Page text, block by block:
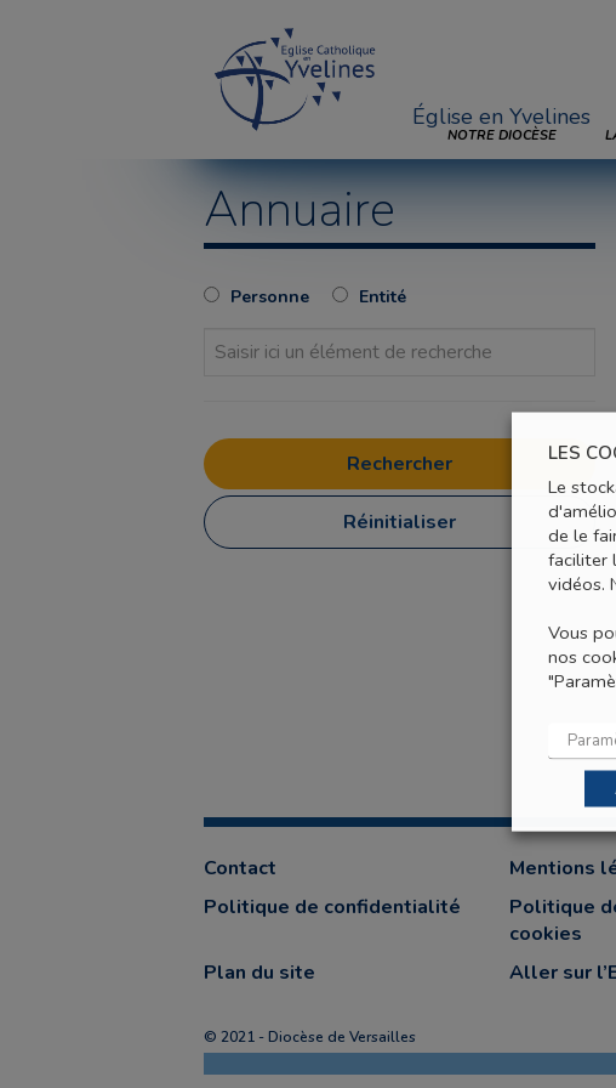
Église en Yvelines
NOTRE DIOCÈSE
Annuaire
Personne Entité
Réinitialiser
Contact
Mentions
Politique de confidentialité
Politique
cookies
Plan du site
Aller sur
© 2021 - Diocèse de Versailles
LES
Le
de le
faciliter
vidéos.
Vous
nos